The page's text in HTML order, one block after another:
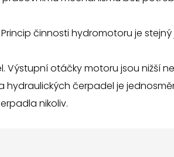
činnosti hydromotoru je
otáčky motoru jsou nižší
hydraulických čerpadel je
nikoliv.